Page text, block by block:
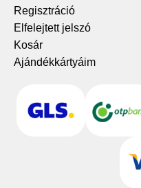
Regisztráció
Elfelejtett jelszó
Kosár
Ajándékkártyáim